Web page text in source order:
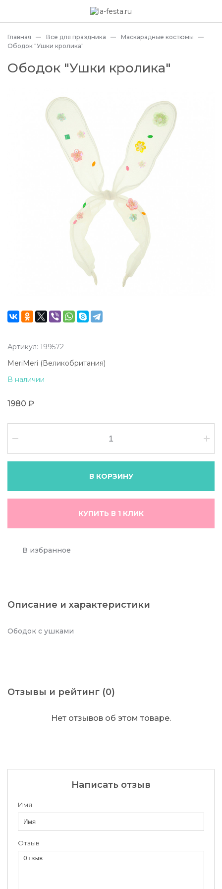
Главная Все для праздника
Маскарадные костюмы
Ободок "Ушки кролика"
Ободок "Ушки кролика"
Артикул: 199572
MeriMeri (Великобритания)
В наличии
1980 ₽
В КОРЗИНУ
КУПИТЬ В 1 КЛИК
В избранное
Описание и характеристики
Ободок с ушками
Отзывы и рейтинг (0)
Нет отзывов об этом товаре.
Написать отзыв
Имя
Отзыв